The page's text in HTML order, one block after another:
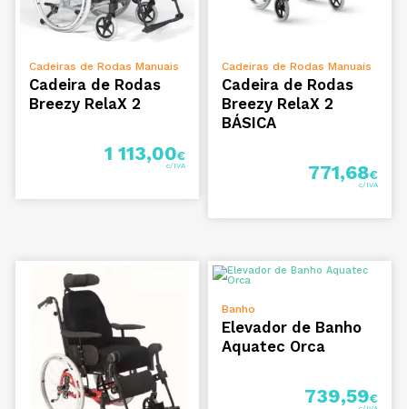
VER OPÇÕES
Cadeiras de Rodas Manuais
Cadeira de Rodas
Breezy RelaX 2
1 113,00€
VER OPÇÕES
Cadeiras de Rodas Manuais
Cadeira de Rodas
Breezy RelaX 2
BÁSICA
771,68€
Banho
Elevador de Banho
Aquatec Orca
739,59€